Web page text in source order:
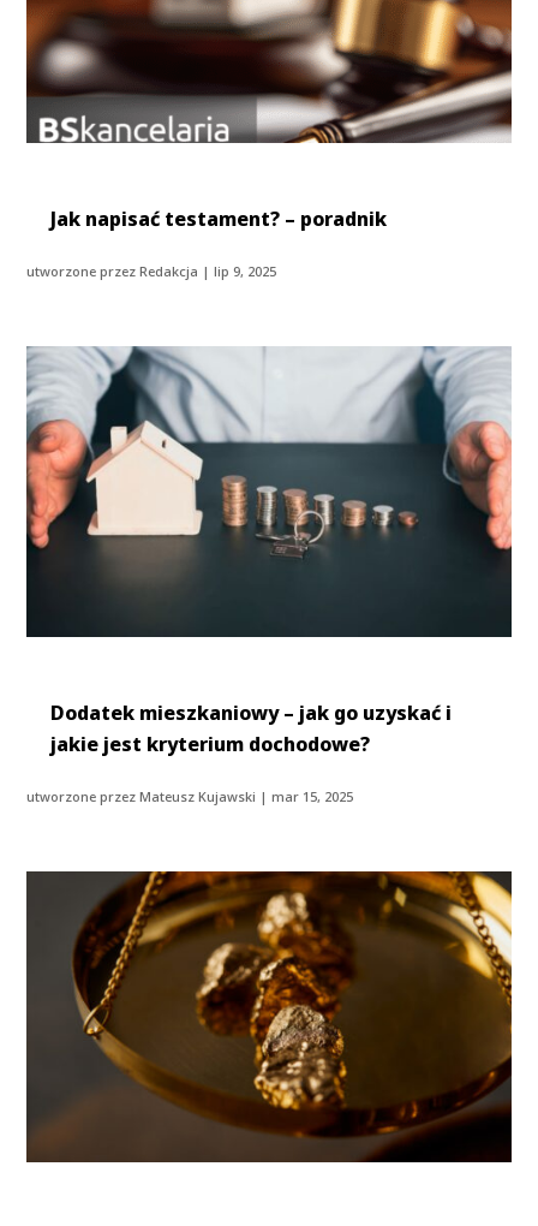
Jak napisać testament? – poradnik
utworzone przezRedakcja |lip 9, 2025
Dodatek mieszkaniowy – jak go uzyskać i
jakie jest kryterium dochodowe?
utworzone przezMateusz Kujawski |mar 15, 2025